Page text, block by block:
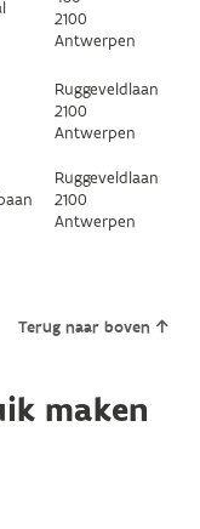
2100
Antwerpen
Ruggeveldlaan
2100
Antwerpen
Ruggeveldlaan
2100
Antwerpen
Terug naar boven
maken